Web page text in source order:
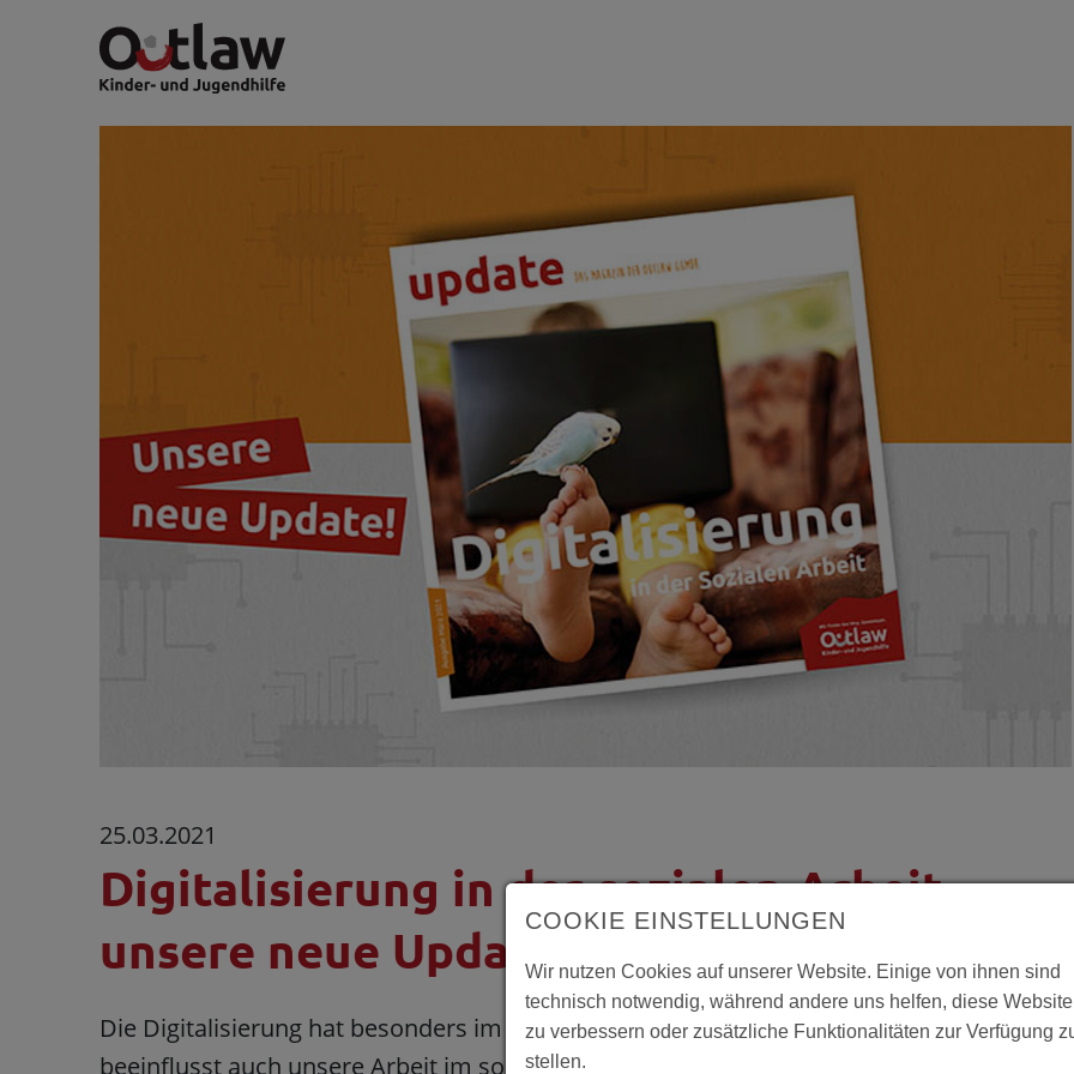
25.03.2021
Digitalisierung in der sozialen Arbeit -
unsere neue Update Extern ist da
Die Digitalisierung hat besonders im letzten Jahr große Schritte nach vorn getan und
beeinflusst auch unsere Arbeit im sozialen Bereich. In der Update Extern beleuchten wir
COOKIE EINSTELLUNGEN
Wir nutzen Cookies auf unserer Website. Einige von ihnen sind
technisch notwendig, während andere uns helfen, diese Website
zu verbessern oder zusätzliche Funktionalitäten zur Verfügung
stellen.